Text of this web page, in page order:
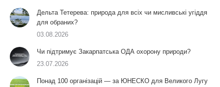
Дельта Тетерева: природа для всіх чи мисливські угіддя
для обраних?
03.08.2026
Чи підтримує Закарпатська ОДА охорону природи?
23.07.2026
Понад 100 організацій — за ЮНЕСКО для Великого Лугу